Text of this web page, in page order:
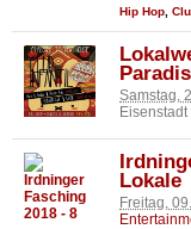
Hip Hop
Samstag,
Eisenstadt
Lokale
Freitag,